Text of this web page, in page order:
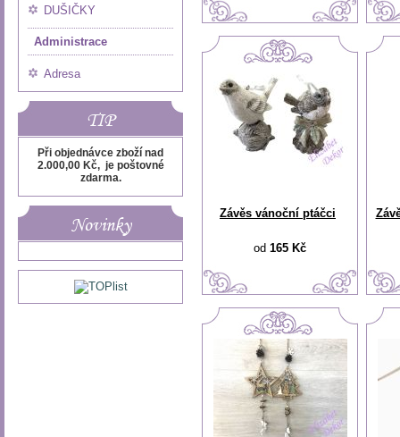
DUŠIČKY
Administrace
Adresa
TIP
Při objednávce zboží nad
2.000,00 Kč, je poštovné
zdarma.
Novinky Závěs vánoční ptáčci
od 165 Kč